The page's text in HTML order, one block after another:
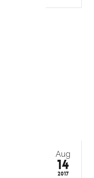
Aug
14
2017